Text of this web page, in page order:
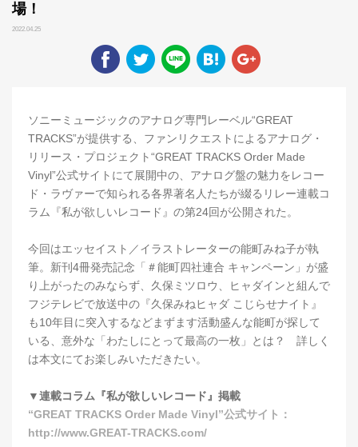
場！
2022.04.25
ソニーミュージックのアナログ専門レーベル“GREAT
TRACKS”が提供する、ファンリクエストによるアナログ・
リリース・プロジェクト“GREAT TRACKS Order Made
Vinyl”公式サイトにて展開中の、アナログ盤の魅力をレコー
ド・ラヴァーで知られる各界著名人たちが綴るリレー連載コ
ラム『私が欲しいレコード』の第24回が公開された。
今回はエッセイスト／イラストレーターの能町みね子が執
筆。新刊4冊発売記念「＃能町四社連合 キャンペーン」が盛
り上がったのみならず、久保ミツロウ、ヒャダインと組んで
フジテレビで放送中の『久保みねヒャダ こじらせナイト』
も10年目に突入するなどまずます活動盛んな能町が探して
いる、意外な「わたしにとって最高の一枚」とは？ 詳しく
は本文にてお楽しみいただきたい。
▼連載コラム『私が欲しいレコード』掲載
“GREAT TRACKS Order Made Vinyl”公式サイト：
http://www.GREAT-TRACKS.com/